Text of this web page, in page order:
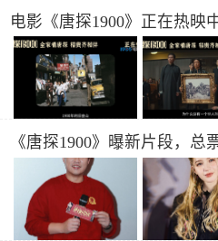
电影《唐探1900》正在热映
《唐探1900》曝新片段，总